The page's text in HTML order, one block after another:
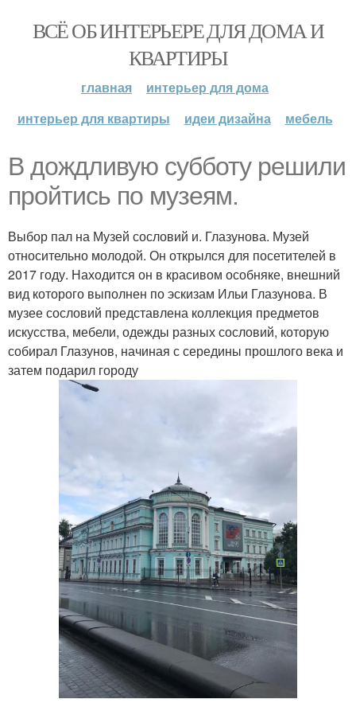
ВСЁ ОБ ИНТЕРЬЕРЕ ДЛЯ ДОМА И
КВАРТИРЫ
главная
интерьер для дома
интерьер для квартиры
идеи дизайна мебель
В дождливую субботу решили
пройтись по музеям.
Выбор пал на Музей сословий и. Глазунова. Музей
относительно молодой. Он открылся для посетителей в
2017 году. Находится он в красивом особняке, внешний
вид которого выполнен по эскизам Ильи Глазунова. В
музее сословий представлена коллекция предметов
искусства, мебели, одежды разных сословий, которую
собирал Глазунов, начиная с середины прошлого века и
затем подарил городу